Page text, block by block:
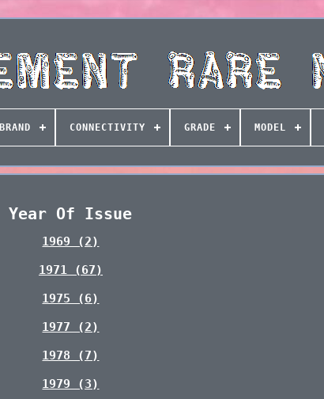
BRAND CONNECTIVITY GRADE MODEL
Year Of Issue
1969 (2)
1971 (67)
1975 (6)
1977 (2)
1978 (7)
1979 (3)